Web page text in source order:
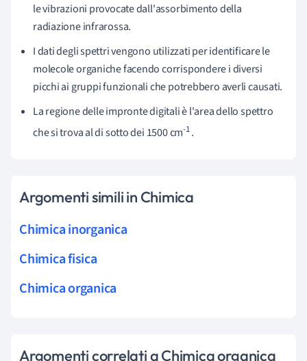
le vibrazioni provocate dall'assorbimento della
radiazione infrarossa.
I dati degli spettri vengono utilizzati per identificare le
molecole organiche facendo corrispondere i diversi
picchi ai gruppi funzionali che potrebbero averli causati.
La regione delle impronte digitali è l'area dello spettro
che si trova al di sotto dei 1500 cm-1.
Argomenti simili in Chimica
Chimica inorganica
Chimica fisica
Chimica organica
Argomenti correlati a Chimica organica